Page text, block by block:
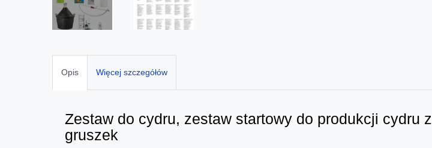
Opis Więcej szczegółów
Zestaw do cydru, zestaw startowy do produkcji cydru z
gruszek